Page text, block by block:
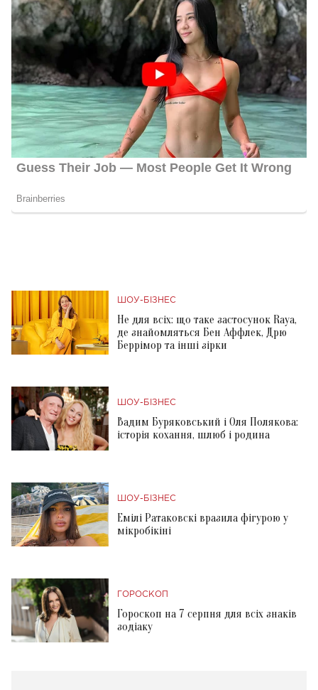
ШОУ-БІЗНЕС
Не для всіх: що таке застосунок Raya,
де знайомляться Бен Аффлек, Дрю
Беррімор та інші зірки
ШОУ-БІЗНЕС
Вадим Буряковський і Оля Полякова:
історія кохання, шлюб і родина
ШОУ-БІЗНЕС
Емілі Ратаковскі вразила фігурою у
мікробікіні
ГОРОСКОП
Гороскоп на 7 серпня для всіх знаків
зодіаку